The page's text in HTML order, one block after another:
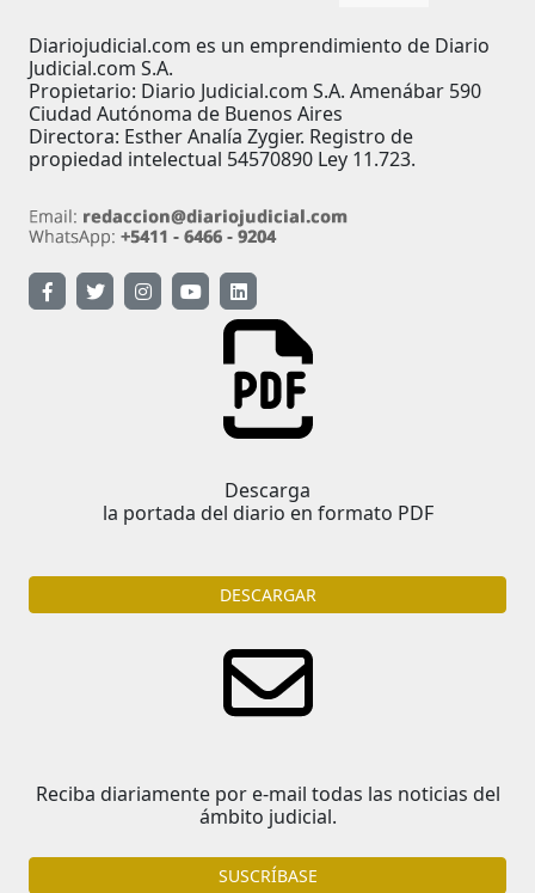
Diariojudicial.com es un emprendimiento de Diario
Judicial.com S.A.
Propietario: Diario Judicial.com S.A. Amenábar 590
Ciudad Autónoma de Buenos Aires
Directora: Esther Analía Zygier. Registro de
propiedad intelectual 54570890 Ley 11.723.
Descarga
la portada del diario en formato PDF
DESCARGAR
Reciba diariamente por e-mail todas las noticias del
ámbito judicial.
SUSCRÍBASE